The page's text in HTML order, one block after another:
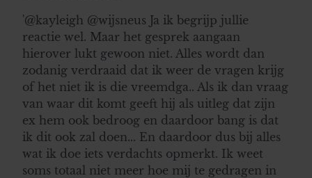
'@kayleigh @wijsneus Ja ik begrijp jullie
reactie wel. Maar het gesprek aangaan
hierover lukt gewoon niet. Alles wordt dan
zodanig verdraaid dat ik weer de vragen krijg
of het niet ik is die vreemdga.. Als ik dan vraag
van waar dit komt geeft hij als uitleg dat zijn
ex hem ook bedroog en daardoor bang is dat
ik dit ook zal doen... En daardoor dus bij alles
wat ik doe iets verdachts opmerkt. Ik weet
soms totaal niet meer hoe mij te gedragen in